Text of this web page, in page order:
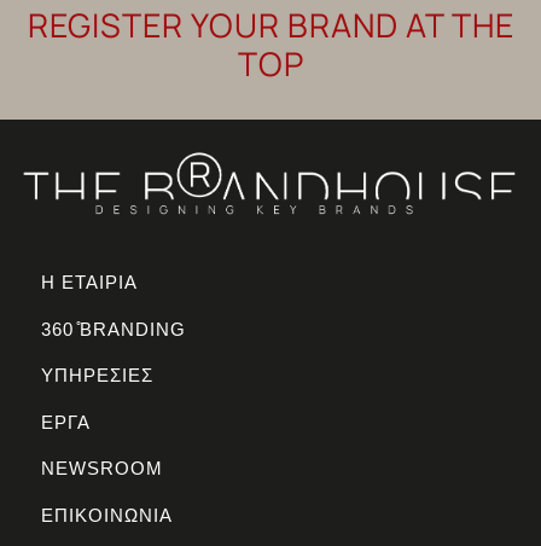
REGISTER YOUR BRAND AT THE
TOP
Η ΕΤΑΙΡΙΑ
360 ̊BRANDING
ΥΠΗΡΕΣΙΕΣ
ΕΡΓΑ
NEWSROOM
ΕΠΙΚΟΙΝΩΝΙΑ